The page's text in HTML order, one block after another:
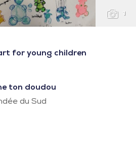
1
for young children
ton doudou
du Sud